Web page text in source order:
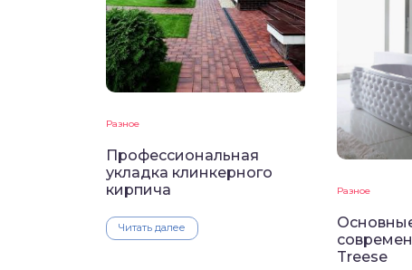
Разное
Профессиональная
укладка клинкерного
кирпича
Читать далее
Разное
Treese